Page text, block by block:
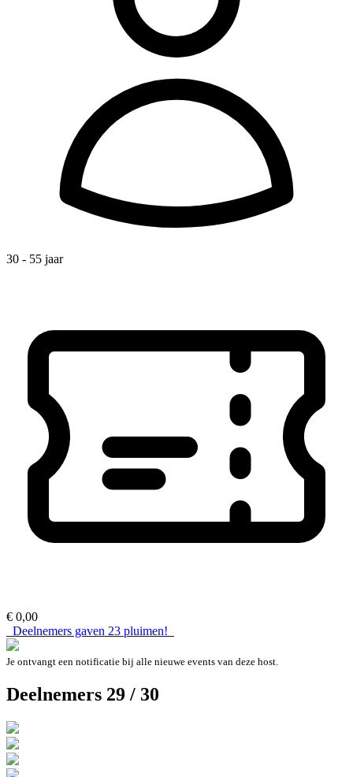
30 - 55 jaar
€ 0,00
Deelnemers gaven 23 pluimen!
Je ontvangt een notificatie bij alle nieuwe events van deze host.
Deelnemers 29 / 30